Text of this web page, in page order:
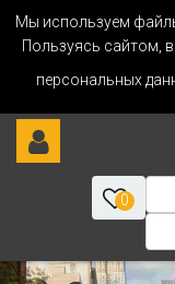
Мы используем
Пользуясь сайтом,
персональных
0